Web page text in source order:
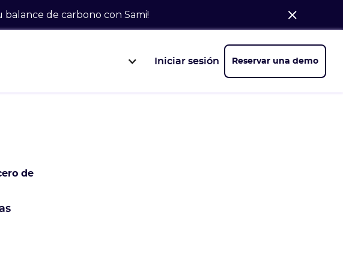
balance de carbono con Sami!
Iniciar sesión Reservar una demo
de